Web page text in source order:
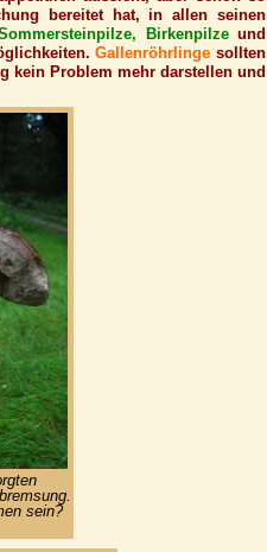
bereitet hat, in allen seinen
Birkenpilze und
Gallenröhrlinge sollten
kein Problem mehr darstellen und
sein?